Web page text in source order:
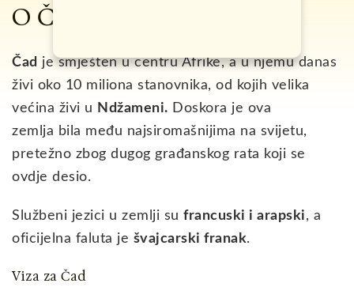
O Čadu
Čad je smješten u centru Afrike, a u njemu danas
živi oko 10 miliona stanovnika, od kojih velika
većina živi u Ndžameni. Doskora je ova
zemlja bila među najsiromašnijima na svijetu,
pretežno zbog dugog građanskog rata koji se
ovdje desio.
Službeni jezici u zemlji su francuski i arapski, a
oficijelna faluta je švajcarski franak.
Viza za Čad